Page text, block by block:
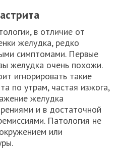
в отличие от
желудка, редко
симптомами. Первые
желудка очень похожи.
игнорировать такие
по утрам, частая изжога,
желудка
и в достаточной
Патология не
или